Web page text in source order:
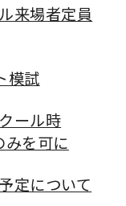
来場者定員
模試
ール時
を可に
定について